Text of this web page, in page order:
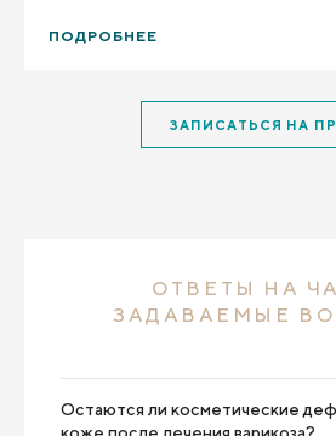
инъекционной процедуры и план
иглой в мизирную венку, проявляет
аккуратность. Спасибо большое
Никитичу! Доктор проявил
ПОДРОБНЕЕ
ЗАПИСАТЬСЯ НА
ОТВЕТЫ НА
ЗАДАВАЕМЫЕ
Остаются ли косметические
коже после лечения варикоза?